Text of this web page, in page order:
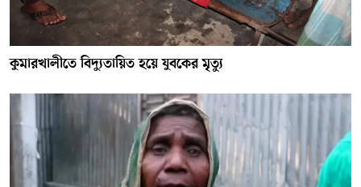
কুমারখালীতে বিদ্যুতায়িত হয়ে যুবকের মৃত্যু